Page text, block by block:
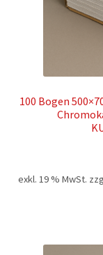
100 Bogen
exkl. 19 % MwSt.